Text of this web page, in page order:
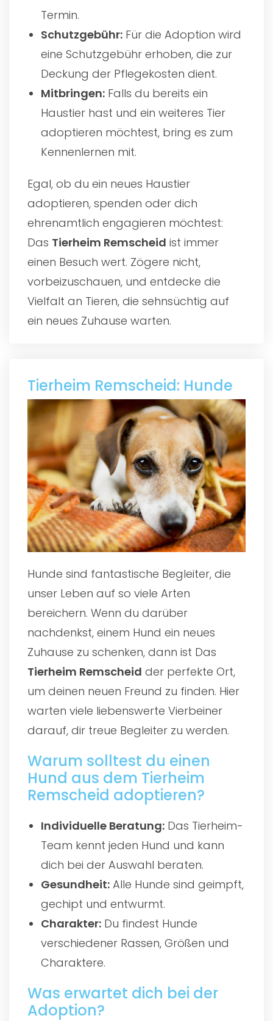
Termin.
Schutzgebühr: Für die Adoption wird
eine Schutzgebühr erhoben, die zur
Deckung der Pflegekosten dient.
Mitbringen: Falls du bereits ein
Haustier hast und ein weiteres Tier
adoptieren möchtest, bring es zum
Kennenlernen mit.
Egal, ob du ein neues Haustier
adoptieren, spenden oder dich
ehrenamtlich engagieren möchtest:
Das Tierheim Remscheid ist immer
einen Besuch wert. Zögere nicht,
vorbeizuschauen, und entdecke die
Vielfalt an Tieren, die sehnsüchtig auf
ein neues Zuhause warten.
Tierheim Remscheid: Hunde
Hunde sind fantastische Begleiter, die
unser Leben auf so viele Arten
bereichern. Wenn du darüber
nachdenkst, einem Hund ein neues
Zuhause zu schenken, dann ist Das
Tierheim Remscheid der perfekte Ort,
um deinen neuen Freund zu finden. Hier
warten viele liebenswerte Vierbeiner
darauf, dir treue Begleiter zu werden.
Warum solltest du einen
Hund aus dem Tierheim
Remscheid adoptieren?
Individuelle Beratung: Das Tierheim-
Team kennt jeden Hund und kann
dich bei der Auswahl beraten.
Gesundheit: Alle Hunde sind geimpft,
gechipt und entwurmt.
Charakter: Du findest Hunde
verschiedener Rassen, Größen und
Charaktere.
Was erwartet dich bei der
Adoption?